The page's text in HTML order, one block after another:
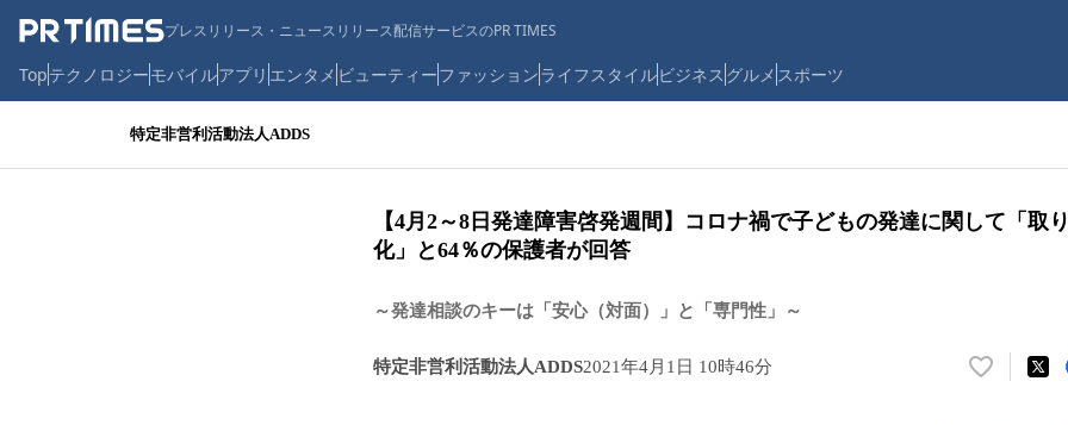
プレスリリース・ニュースリリース配信サービスのPR TIMES
Topテクノロジーモバイルアプリ エンタメ ビューティーファッションライフスタイルビジネス グルメ スポーツ
特定非営利活動法人ADDS
【4月2～8日発達障害啓発週間】コロナ禍で子どもの発達に関して「取
化」と64％の保護者が回答
～発達相談のキーは「安心（対面）」と「専門性」～
特定非営利活動法人ADDS2021年4月1日 10時46分
い